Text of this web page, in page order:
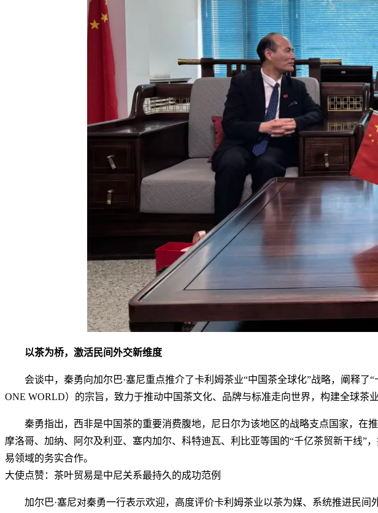
以茶为桥，激活民间外交新维度
会谈中，秦勇向加尔巴·塞尼重点推介了卡利姆茶业“中国茶全球化”战略，阐释
ONE WORLD）的宗旨，致力于推动中国茶文化、品牌与标准走向世界，构建全球茶
秦勇指出，西非是中国茶的重要消费腹地，尼日尔为该地区的战略支点国家，在
摩洛哥、加纳、阿尔及利亚、塞内加尔、科特迪瓦、利比亚等国的“千亿茶贸新干线”
易领域的务实合作。
大使点赞：茶叶贸易是中尼关系最持久的成功范例
加尔巴·塞尼对秦勇一行表示欢迎，高度评价卡利姆茶业以茶为媒、系统推进民